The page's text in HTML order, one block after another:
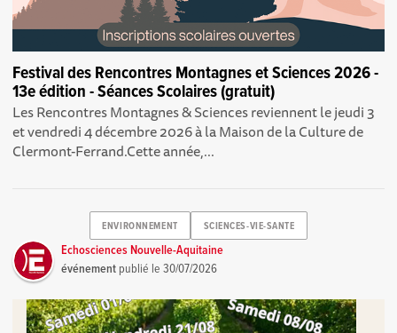
Festival des Rencontres Montagnes et Sciences 2026 -
13e édition - Séances Scolaires (gratuit)
Les Rencontres Montagnes & Sciences reviennent le jeudi 3
et vendredi 4 décembre 2026 à la Maison de la Culture de
Clermont-Ferrand.Cette année,...
ENVIRONNEMENT SCIENCES-VIE-SANTE
Echosciences Nouvelle-Aquitaine
événement publié le30/07/2026